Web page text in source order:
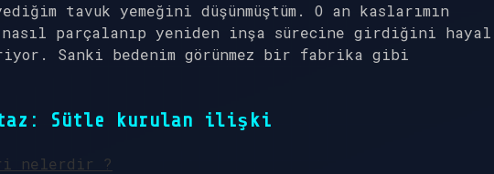
tavuk yemeğini düşünmüştüm. O an kaslarımın
parçalanıp yeniden inşa sürecine girdiğini hayal
Sanki bedenim görünmez bir fabrika gibi
: Sütle kurulan ilişki
nelerdir ?